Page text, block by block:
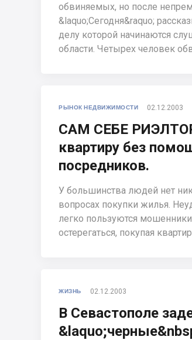
обвиняемых, но после
&laquo;Сегодня&raquo;
делу которой начинаются
области. Четырех человек
РЫНОК НЕДВИЖИМОСТИ 02.12.2003
САМ СЕБЕ
квартиру без
посредников.
У большинства людей нет
вопросах покупки жилья.
легко пользуются
остерегаться, покупая
ЖИЗНЬ 02.12.2003
В Севастополе